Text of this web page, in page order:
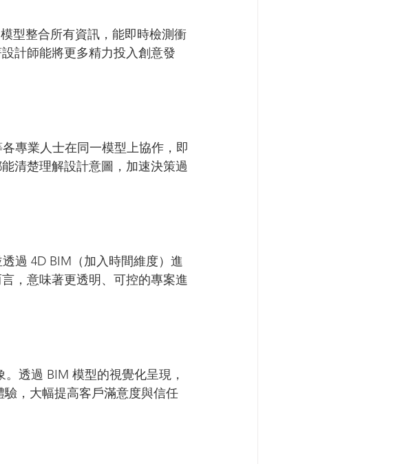
型整合所有資訊，能即時檢測衝
計師能將更多精力投入創意發
專業人士在同一模型上協作，即
清楚理解設計意圖，加速決策過
過 4D BIM（加入時間維度）進
，意味著更透明、可控的專案進
透過 BIM 模型的視覺化呈現，
，大幅提高客戶滿意度與信任